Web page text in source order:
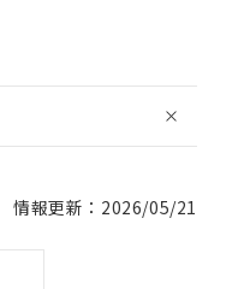
情報更新：2026/05/21